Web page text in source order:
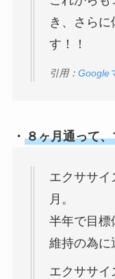
き、さらに
す！！
引用： Google
・ ８ヶ月通って
エクササイ
月。
半年で目標
維持の為に
エクササイ